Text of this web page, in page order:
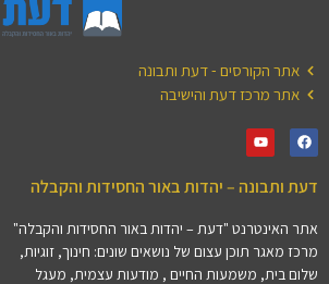
אתר הקורסים - דעת ותבונה
אתר מרכז דעת והישיבה
דעת ותבונה – יהדות באור החסידות והקבלה
אתר האינטרנט "דעת – יהדות באור החסידות והקבלה"
מרכז מאגר תוכן עצום של נושאים שונים: חינוך, זוגיות,
שלום בית, משמעות החיים , מודעות עצמית, מעגל